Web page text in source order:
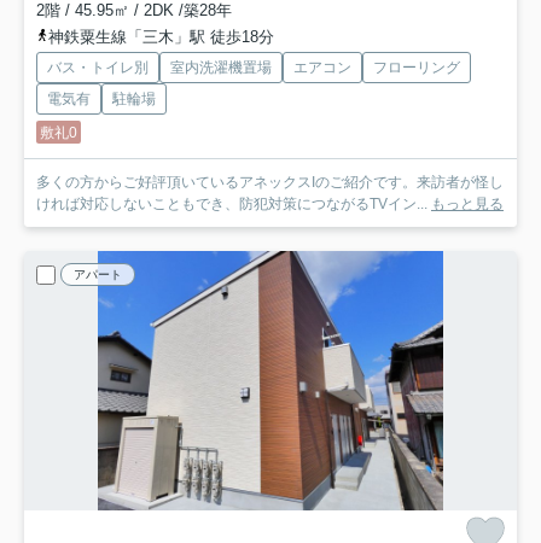
2階 / 45.95㎡ / 2DK /築28年
神鉄粟生線「三木」駅 徒歩18分
バス・トイレ別 室内洗濯機置場 エアコン
フローリング
電気有
駐輪場
敷礼0
多くの方からご好評頂いているアネックスIのご紹介です。来訪者が怪し
ければ対応しないこともでき、防犯対策につながるTVイン... もっと見る
アパート